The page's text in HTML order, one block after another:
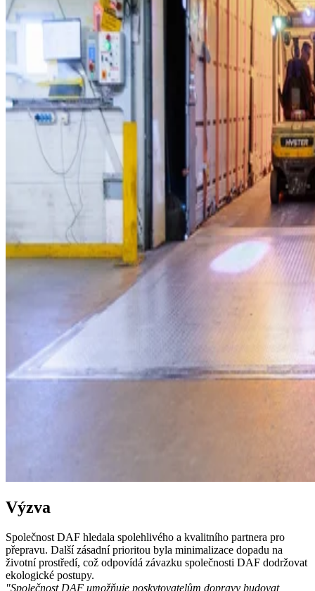
Výzva
Společnost DAF hledala spolehlivého a kvalitního partnera pro
přepravu. Další zásadní prioritou byla minimalizace dopadu na
životní prostředí, což odpovídá závazku společnosti DAF dodržovat
ekologické postupy.
"Společnost DAF umožňuje poskytovatelům dopravy budovat